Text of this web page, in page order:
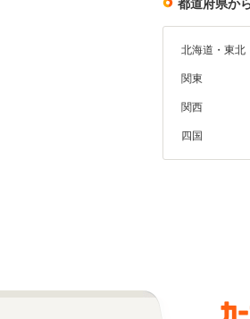
都道府県か
北海道・東北
関東
関西
四国